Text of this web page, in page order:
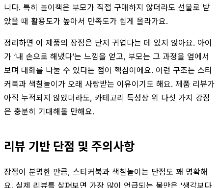
니다. 특히 놀이책은 부모가 직접 구매하지 않더라도 선물로 받
았을 때 활용도가 높아서 만족도가 쉽게 올라가요.
정리하면 이 제품의 장점은 단지 귀엽다는 데 있지 않아요. 아이
가 ‘내 손으로 해냈다’는 느낌을 얻고, 부모는 그 과정을 옆에서
보며 대화를 나눌 수 있다는 점이 핵심이에요. 이런 구조는 스티
커북과 색칠놀이가 오래 사랑받는 이유이기도 해요. 제품 리뷰가
아직 누적되지 않았더라도, 카테고리 특성상 위 다섯 가지 강점
은 충분히 기대해볼 만해요.
리뷰 기반 단점 및 주의사항
장점이 분명한 만큼, 스티커북과 색칠놀이는 단점도 꽤 명확해
요. 실제 리뷰를 살펴보면 가장 많이 언급되는 불만은 ‘생각보다